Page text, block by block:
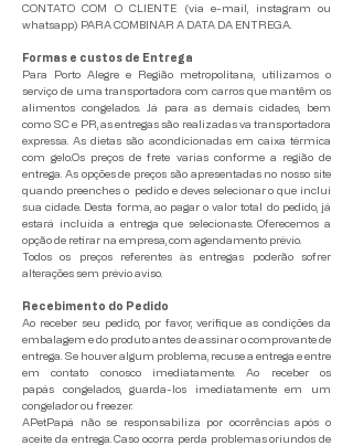
CONTATO COM O CLIENTE (via e-mail, instagram ou
whatsapp) PARA COMBINAR A DATA DA ENTREGA.
Formas e custos de Entrega
Para Porto Alegre e Região metropolitana, utilizamos o
serviço de uma transportadora com carros que mantêm os
alimentos congelados. Já para as demais cidades, bem
como SC e PR, as entregas são realizadas va transportadora
expressa. As dietas são acondicionadas em caixa térmica
com gelo.Os preços de frete varias conforme a região de
entrega. As opções de preços são apresentadas no nosso site
quando preenches o pedido e deves selecionar o que inclui
sua cidade. Desta forma, ao pagar o valor total do pedido, já
estará incluída a entrega que selecionaste. Oferecemos a
opção de retirar na empresa, com agendamento prévio.
Todos os preços referentes às entregas poderão sofrer
alterações sem prévio aviso.
Recebimento do Pedido
Ao receber seu pedido, por favor, verifique as condições da
embalagem e do produto antes de assinar o comprovante de
entrega. Se houver algum problema, recuse a entrega e entre
em contato conosco imediatamente. Ao receber os
papás congelados, guarda-los imediatamente em um
congelador ou freezer.
APetPapá não se responsabiliza por ocorrências após o
aceite da entrega. Caso ocorra perda problemas oriundos de